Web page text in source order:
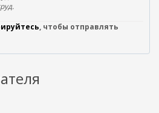
, чтобы отправлять